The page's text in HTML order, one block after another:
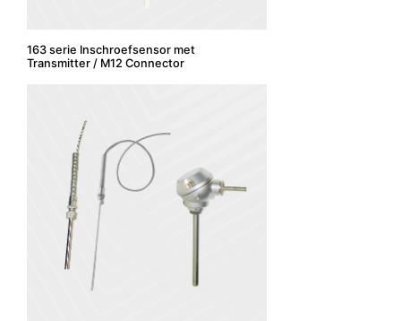
163 serie Inschroefsensor met
Transmitter / M12 Connector